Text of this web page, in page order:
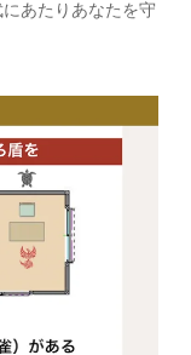
あたりあなたを守